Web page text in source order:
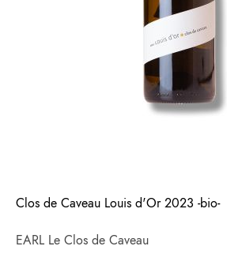
Clos de Caveau Louis d'Or 2023 -bio-
EARL Le Clos de Caveau